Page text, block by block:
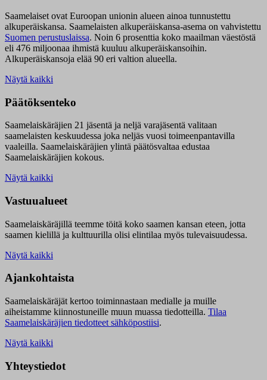
Saamelaiset ovat Euroopan unionin alueen ainoa tunnustettu
alkuperäiskansa. Saamelaisten alkuperäiskansa-asema on vahvistettu
Suomen perustuslaissa. Noin 6 prosenttia koko maailman väestöstä
eli 476 miljoonaa ihmistä kuuluu alkuperäiskansoihin.
Alkuperäiskansoja elää 90 eri valtion alueella.
Näytä kaikki
Päätöksenteko
Saamelaiskäräjien 21 jäsentä ja neljä varajäsentä valitaan
saamelaisten keskuudessa joka neljäs vuosi toimeenpantavilla
vaaleilla. Saamelaiskäräjien ylintä päätösvaltaa edustaa
Saamelaiskäräjien kokous.
Näytä kaikki
Vastuualueet
Saamelaiskäräjillä teemme töitä koko saamen kansan eteen, jotta
saamen kielillä ja kulttuurilla olisi elintilaa myös tulevaisuudessa.
Näytä kaikki
Ajankohtaista
Saamelaiskäräjät kertoo toiminnastaan medialle ja muille
aiheistamme kiinnostuneille muun muassa tiedotteilla. Tilaa
Saamelaiskäräjien tiedotteet sähköpostiisi.
Näytä kaikki
Yhteystiedot